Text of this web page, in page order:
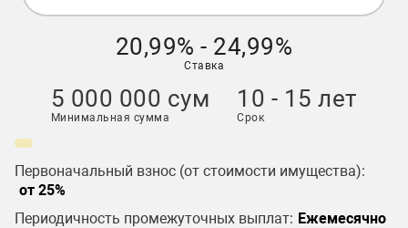
20,99% - 24,99%
Ставка
5 000 000 сум
Минимальная сумма
10 - 15 лет
Срок
Первоначальный взнос (от стоимости имущества):
от 25%
Периодичность промежуточных выплат: Ежемесячно